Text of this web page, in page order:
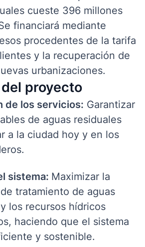
cueste 396 millones
financiará mediante
procedentes de la tarifa
y la recuperación de
urbanizaciones.
proyecto
de los servicios: Garantizar
de aguas residuales
a la ciudad hoy y en los
sistema: Maximizar la
tratamiento de aguas
los recursos hídricos
haciendo que el sistema
y sostenible.